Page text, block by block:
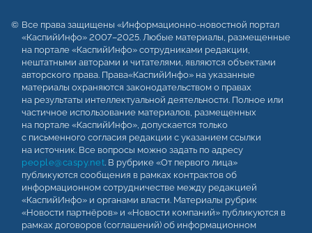
Все права защищены «Информационно-новостной портал
«КаспийИнфо» 2007–2025. Любые материалы, размещенные
на портале «КаспийИнфо» сотрудниками редакции,
нештатными авторами и читателями, являются объектами
авторского права. Права«КаспийИнфо» на указанные
материалы охраняются законодательством о правах
на результаты интеллектуальной деятельности. Полное или
частичное использование материалов, размещенных
на портале «КаспийИнфо», допускается только
с письменного согласия редакции с указанием ссылки
на источник. Все вопросы можно задать по адресу
people@caspy.net. В рубрике «От первого лица»
публикуются сообщения в рамках контрактов об
информационном сотрудничестве между редакцией
«КаспийИнфо» и органами власти. Материалы рубрик
«Новости партнёров» и «Новости компаний» публикуются в
рамках договоров (соглашений) об информационном